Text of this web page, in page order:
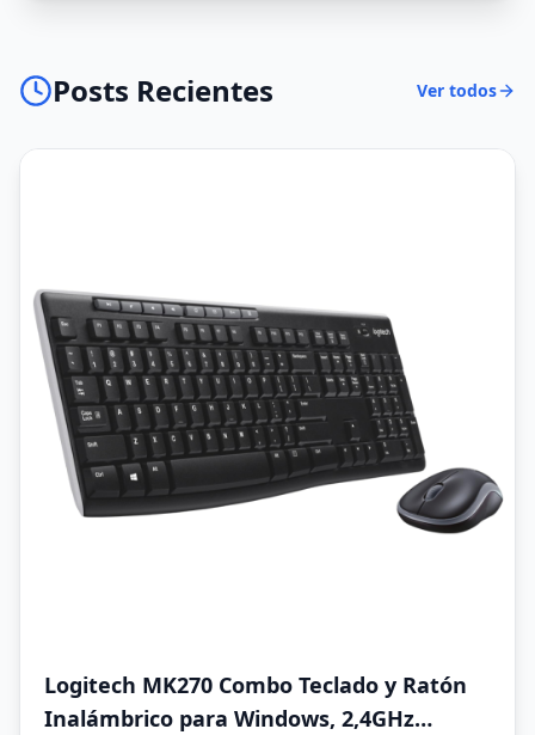
Posts Recientes Ver todos
Logitech MK270 Combo Teclado y Ratón
Inalámbrico para Windows, 2,4GHz